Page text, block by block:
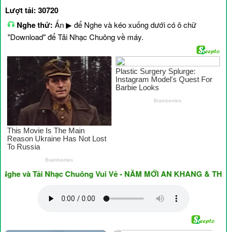
Lượt tải: 30720
Nghe thử: Ấn ▶ để Nghe và kéo xuống dưới có ô chữ
"Download" để Tải Nhạc Chuông về máy.
Tải Nhạc Chuông Vui Vẻ - NĂM MỚI AN KHANG & THỊNH